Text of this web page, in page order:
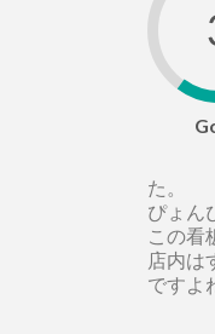
た。
ぴょん
この看
店内は
ですよ